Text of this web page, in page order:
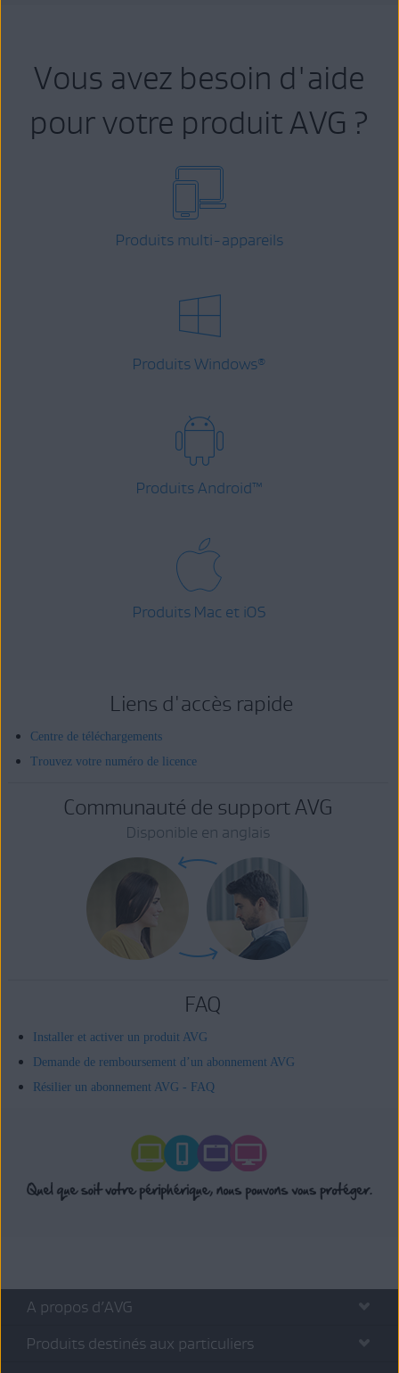
Vous avez besoin d'aide
pour votre produit AVG ?
Produits multi-appareils
Produits Windows®
Produits Android™
Produits Mac et iOS
Liens d'accès rapide
Centre de téléchargements
Trouvez votre numéro de licence
Communauté de support AVG
Disponible en anglais
FAQ
Installer et activer un produit AVG
Demande de remboursement d’un abonnement AVG
Résilier un abonnement AVG - FAQ
A propos d’AVG
Produits destinés aux particuliers